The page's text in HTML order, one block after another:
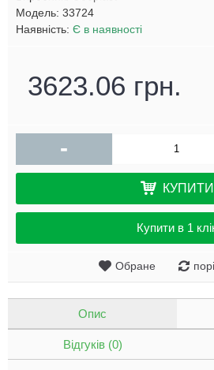
Модель: 33724
Наявність: Є в наявності
3623.06 грн.
-
КУПИТИ
Купити в 1
Обране
Опис
Відгуків (0)